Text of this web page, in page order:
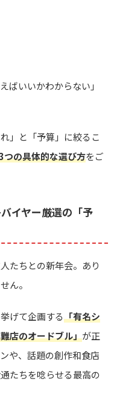
ばいいかわからない」
」と「予算」に絞るこ
つの具体的な選び方をご
イヤー厳選の「予
たちとの新年会。あり
ん。
げて企画する「有名シ
店のオードブル」が正
や、話題の創作和食店
たちを唸らせる最高の